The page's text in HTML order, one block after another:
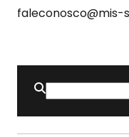
faleconosco@mis-
Buscar
por: